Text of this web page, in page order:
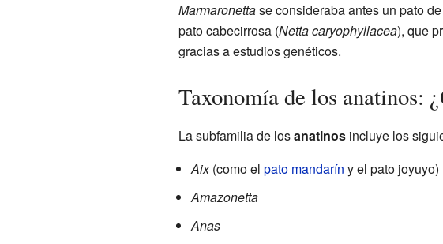
Marmaronettase consideraba antes un pato
pato cabecirrosa (Netta caryophyllacea), que
gracias a estudios genéticos.
Taxonomía de los anatinos:
La subfamilia de losanatinosincluye los
Aix(como el pato mandarín y el pato joyuyo)
Amazonetta
Anas